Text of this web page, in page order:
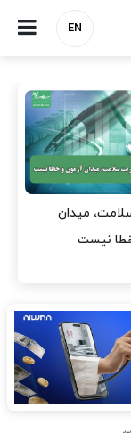
EN
وزیر بهداشت باید
پروژه‌ها شود؟